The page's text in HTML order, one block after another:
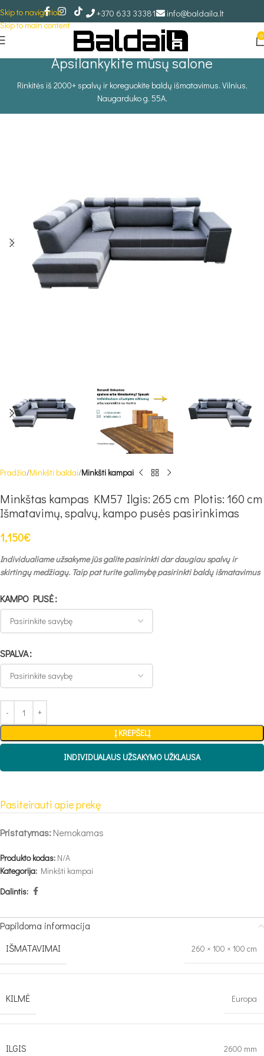
Skip to navigation
Skip to main content
+370 633 33381 info@baldaila.lt
0
Apsilankykite mūsų salone
Rinkitės iš 2000+ spalvų ir koreguokite baldų išmatavimus. Vilnius,
Naugarduko g. 55A.
Pradžia Minkšti baldai Minkšti kampai
Minkštas kampas KM57 Ilgis: 265 cm Plotis: 160 cm
Išmatavimų, spalvų, kampo pusės pasirinkimas
1,150€
Individualiame užsakyme jūs galite pasirinkti dar daugiau spalvų ir
skirtingų medžiagų. Taip pat turite galimybę pasirinkti baldų išmatavimus
KAMPO PUSĖ
SPALVA
Į KREPŠELĮ
INDIVIDUALAUS UŽSAKYMO UŽKLAUSA
Pasiteirauti apie prekę
Pristatymas:Nemokamas
Produkto kodas: N/A
Kategorija: Minkšti kampai
Dalintis:
Papildoma informacija
IŠMATAVIMAI
260 × 100 × 100 cm
KILMĖ Europa
ILGIS 2600 mm